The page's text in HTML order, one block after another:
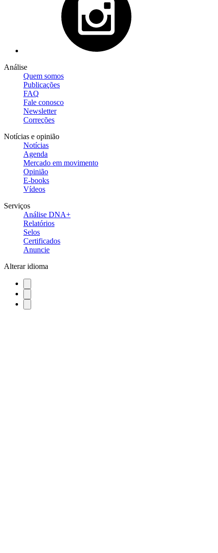
Análise
Quem somos
Publicações
FAQ
Fale conosco
Newsletter
Correções
Notícias e opinião
Notícias
Agenda
Mercado em movimento
Opinião
E-books
Vídeos
Serviços
Análise DNA+
Relatórios
Selos
Certificados
Anuncie
Alterar idioma